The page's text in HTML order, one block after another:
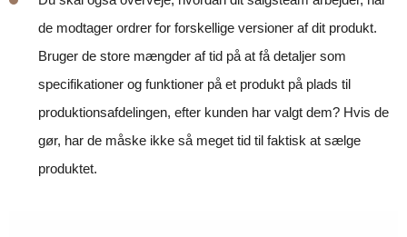
de modtager ordrer for forskellige versioner af dit produkt.
Bruger de store mængder af tid på at få detaljer som
specifikationer og funktioner på et produkt på plads til
produktionsafdelingen, efter kunden har valgt dem? Hvis de
gør, har de måske ikke så meget tid til faktisk at sælge
produktet.